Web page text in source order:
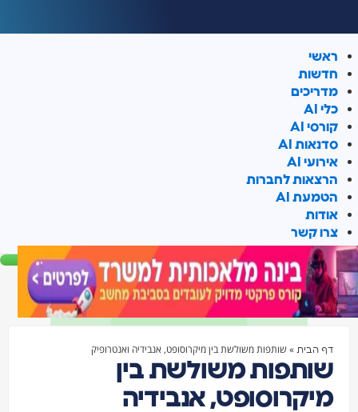
ראשי
חדשות
מדריכים
כלי AI
קורסי AI
סדנאות AI
אירועי AI
הרצאות לחברות
הטמעת AI
אודות
צרו קשר
דף הבית » שותפות משולשת בין מיקרוסופט, אנבידיה ואנטרופיק
שותפות משולשת בין
מיקרוסופט, אנבידיה